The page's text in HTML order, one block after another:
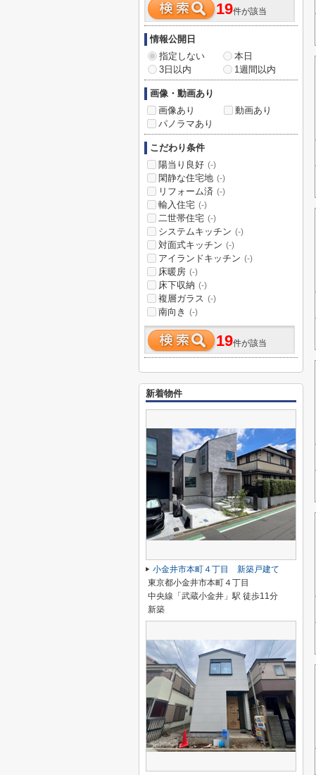
19件が該当
情報公開日
指定しない
本日
3日以内
1週間以内
画像・動画あり
画像あり
動画あり
パノラマあり
こだわり条件
陽当り良好 (-)
閑静な住宅地 (-)
リフォーム済 (-)
輸入住宅 (-)
二世帯住宅 (-)
システムキッチン (-)
対面式キッチン (-)
アイランドキッチン (-)
床暖房 (-)
床下収納 (-)
複層ガラス (-)
南向き (-)
19件が該当
新着物件
小金井市本町４丁目 新築戸建て
東京都小金井市本町４丁目
中央線「武蔵小金井」駅 徒歩11分
新築